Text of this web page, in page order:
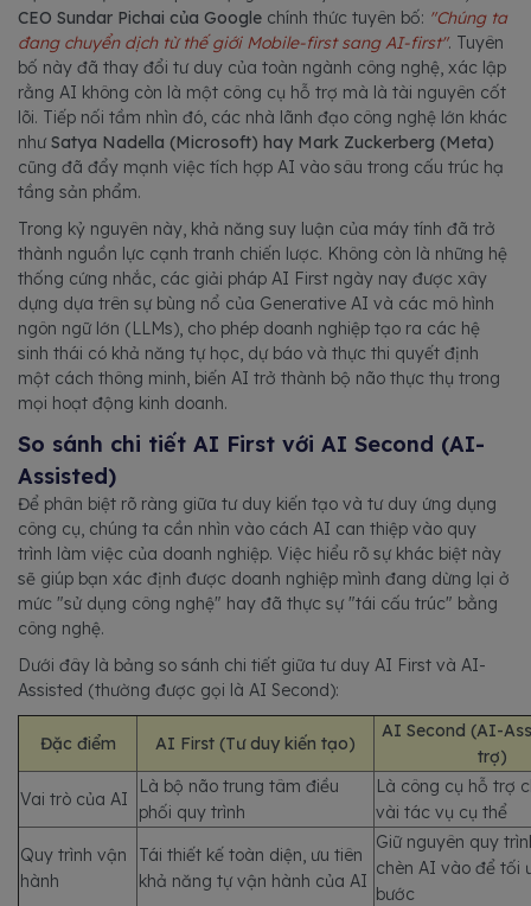
CEO Sundar Pichai của Google chính thức tuyên bố: "Chúng ta
đang chuyển dịch từ thế giới Mobile-first sang AI-first". Tuyên
bố này đã thay đổi tư duy của toàn ngành công nghệ, xác lập
rằng AI không còn là một công cụ hỗ trợ mà là tài nguyên cốt
lõi. Tiếp nối tầm nhìn đó, các nhà lãnh đạo công nghệ lớn khác
như Satya Nadella (Microsoft) hay Mark Zuckerberg (Meta)
cũng đã đẩy mạnh việc tích hợp AI vào sâu trong cấu trúc hạ
tầng sản phẩm.
Trong kỷ nguyên này, khả năng suy luận của máy tính đã trở
thành nguồn lực cạnh tranh chiến lược. Không còn là những hệ
thống cứng nhắc, các giải pháp AI First ngày nay được xây
dựng dựa trên sự bùng nổ của Generative AI và các mô hình
ngôn ngữ lớn (LLMs), cho phép doanh nghiệp tạo ra các hệ
sinh thái có khả năng tự học, dự báo và thực thi quyết định
một cách thông minh, biến AI trở thành bộ não thực thụ trong
mọi hoạt động kinh doanh.
So sánh chi tiết AI First với AI Second (AI-
Assisted)
Để phân biệt rõ ràng giữa tư duy kiến tạo và tư duy ứng dụng
công cụ, chúng ta cần nhìn vào cách AI can thiệp vào quy
trình làm việc của doanh nghiệp. Việc hiểu rõ sự khác biệt này
sẽ giúp bạn xác định được doanh nghiệp mình đang dừng lại ở
mức "sử dụng công nghệ" hay đã thực sự "tái cấu trúc" bằng
công nghệ.
Dưới đây là bảng so sánh chi tiết giữa tư duy AI First và AI-
Assisted (thường được gọi là AI Second):
Đặc điểm AI First (Tư duy kiến tạo)
AI Second (AI-
trợ)
Vai trò của AI
Là bộ não trung tâm điều
phối quy trình
Là công cụ hỗ trợ
vài tác vụ cụ thể
Quy trình vận
hành
Tái thiết kế toàn diện, ưu tiên
khả năng tự vận hành của AI
Giữ nguyên quy
chèn AI vào để tối
bước